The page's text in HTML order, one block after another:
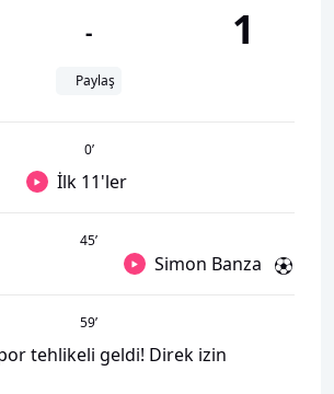
-
Paylaş
1
0’
İlk 11'ler
45’
Simon Banza
59’
tehlikeli geldi! Direk izin